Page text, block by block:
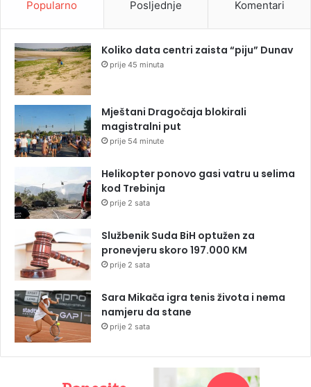
Popularno Posljednje Komentari
Koliko data centri zaista “piju” Dunav
prije 45 minuta
Mještani Dragočaja blokirali
magistralni put
prije 54 minute
Helikopter ponovo gasi vatru u selima
kod Trebinja
prije 2 sata
Službenik Suda BiH optužen za
pronevjeru skoro 197.000 KM
prije 2 sata
Sara Mikača igra tenis života i nema
namjeru da stane
prije 2 sata